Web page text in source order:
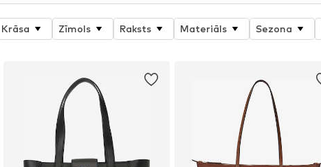
Krāsa Zīmols Raksts Materiāls Sezona